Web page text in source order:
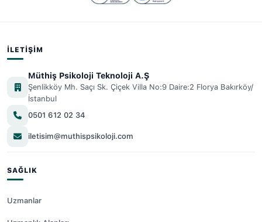
İLETIŞIM
Müthiş Psikoloji Teknoloji A.Ş
Şenlikköy Mh. Saçı Sk. Çiçek Villa No:9 Daire:2 Florya Bakırköy/
İstanbul
0501 612 02 34
iletisim@muthispsikoloji.com
SAĞLIK
Uzmanlar